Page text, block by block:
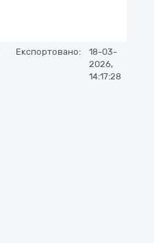
Експортовано:
18-03-
2026,
14:17:28